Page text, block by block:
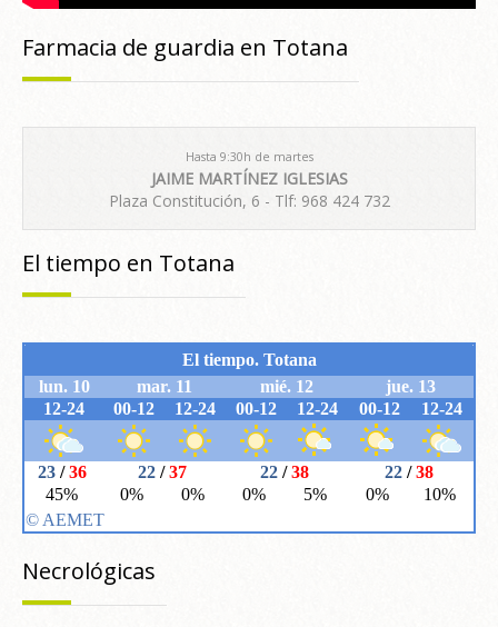
Necrológicas
Farmacia de guardia en Totana
Hasta 9:30h de martes
JAIME MARTÍNEZ IGLESIAS
Plaza Constitución, 6 - Tlf: 968 424 732
El tiempo en Totana